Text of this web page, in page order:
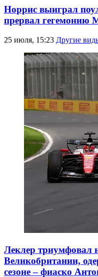
Норрис выиграл
прервал гегемонию
25 июля, 15:23 Другие
Леклер триумфовал
Великобритании,
сезоне – фиаско